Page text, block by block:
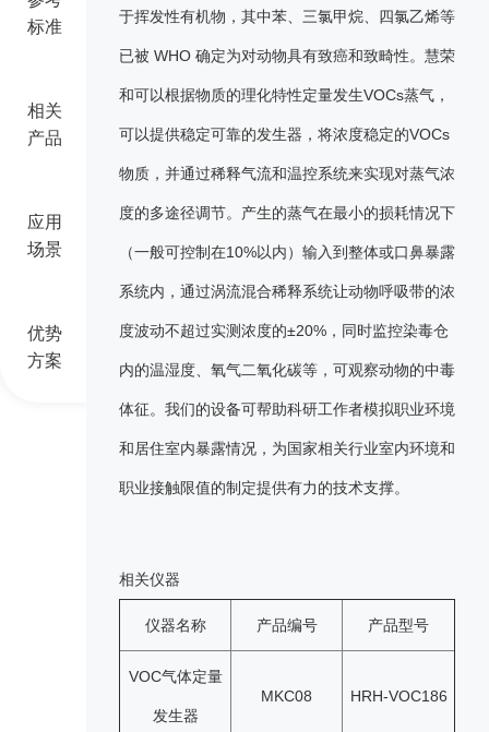
标准
相关
产品
应用
场景
优势
方案
于挥发性有机物，其中苯、三氯甲烷、四氯乙烯等
已被 WHO 确定为对动物具有致癌和致畸性。慧荣
和可以根据物质的理化特性定量发生VOCs蒸气，
可以提供稳定可靠的发生器，将浓度稳定的VOCs
物质，并通过稀释气流和温控系统来实现对蒸气浓
度的多途径调节。产生的蒸气在最小的损耗情况下
（一般可控制在10%以内）输入到整体或口鼻暴露
系统内，通过涡流混合稀释系统让动物呼吸带的浓
度波动不超过实测浓度的±20%，同时监控染毒仓
内的温湿度、氧气二氧化碳等，可观察动物的中毒
体征。我们的设备可帮助科研工作者模拟职业环境
和居住室内暴露情况，为国家相关行业室内环境和
职业接触限值的制定提供有力的技术支撑。
相关仪器
仪器名称 产品编号 产品型号
VOC气体定量
发生器
MKC08 HRH-VOC186